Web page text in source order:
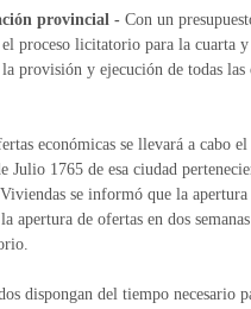
provincial - Con un
proceso licitatorio para la cuarta
provisión y ejecución de todas
económicas se llevará a cabo
1765 de esa ciudad
se informó que la apertura
de ofertas en dos
dispongan del tiempo necesario